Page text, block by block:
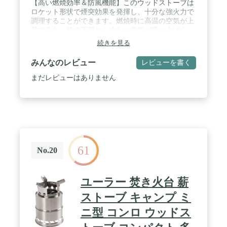
【高い燃焼効率＆防風機能】このウッドストーブは
ロケット形状で煙突効果を発揮し、十分な強火力で
調理することができます。燃焼時に高温の空気が上
れ、空気の循環が行われます。炉内の酸素が可燃性
ガスと十分に反応し、燃焼効率が向上し、燃料が節
約されます。4枚の壁により、風を遮る機能を持た
せています。 / 【耐久性＆安定性】高強度・頑丈な
ステンレス鋼を採用、変形しにくい。サビに強いの
は、棒やハサミで差込トレイを動かして、燃えた灰
を片付けることができます。②ストーブ上部に台形
の炉架のサポートが装備され、調理器具をストーブ
の上に安定して置くことができます。台形ブラケッ
トは取り外し可能で、必要に応じて使用方法を調整
できます。③燃焼コンロの底がくり抜かれているた
め、燃えた灰が自動的に地面に落ち、常に手作業で
灰を片付ける必要がありません。④鍋、フライパ
ン、網、カップ、皿、受け皿など、ほとんどの調理
器具を安定して置けます。調理も湯沸かしも可能で
続きを見る
みんなのレビュー レビューを書く
まだレビューはありません
No.20 61
ユーラー 焚き火台 薪
ストーブ キャンプ ミ
ニ型 コンロ ウッドス